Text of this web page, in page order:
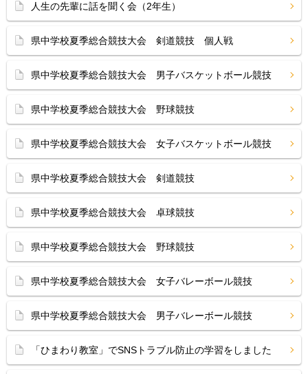
人生の先輩に話を聞く会（2年生）
県中学校夏季総合競技大会 剣道競技 個人戦
県中学校夏季総合競技大会 男子バスケットボール競技
県中学校夏季総合競技大会 野球競技
県中学校夏季総合競技大会 女子バスケットボール競技
県中学校夏季総合競技大会 剣道競技
県中学校夏季総合競技大会 卓球競技
県中学校夏季総合競技大会 野球競技
県中学校夏季総合競技大会 女子バレーボール競技
県中学校夏季総合競技大会 男子バレーボール競技
「ひまわり教室」でSNSトラブル防止の学習をしました